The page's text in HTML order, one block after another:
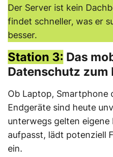
Der Server ist kein
findet schneller, was er
besser.
Station 3: Das
Datenschutz zum
Ob Laptop, Smartphone
Endgeräte sind heute
unterwegs gelten eigene
aufpasst, lädt potenziell
ein.